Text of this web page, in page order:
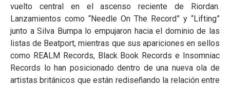
vuelto central en el ascenso reciente de Riordan.
Lanzamientos como “Needle On The Record” y “Lifting”
junto a Silva Bumpa lo empujaron hacia el dominio de las
listas de Beatport, mientras que sus apariciones en sellos
como REALM Records, Black Book Records e Insomniac
Records lo han posicionado dentro de una nueva ola de
artistas británicos que están rediseñando la relación entre